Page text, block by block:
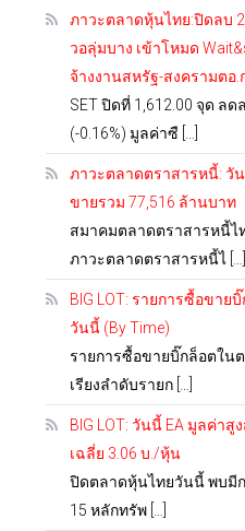
ภาวะตลาดหุ้นไทย:ปิดลบ
วอลุ่มบาง เข้าโหมด
จ้างงานสหรัฐ-สงครามตอ.
SET ปิดที่ 1,612.00 จุด ลด
(-0.16%) มูลค่าซื […]
ภาวะตลาดตราสารหนี้: วั
ขายรวม 77,516 ล้านบาท
สมาคมตลาดตราสารหนี้ไ
ภาวะตลาดตราสารหนี้ไ […]
BIG LOT: รายการซื้อขาย
วันนี้ (By Time)
รายการซื้อขายบิ๊กล็อตใน
เรียงลำดับรายก […]
BIG LOT: วันนี้ EA มูลค่าสู
เฉลี่ย 3.06 บ./หุ้น
ปิดตลาดหุ้นไทยวันนี้ พบมี
15 หลักทรัพ […]